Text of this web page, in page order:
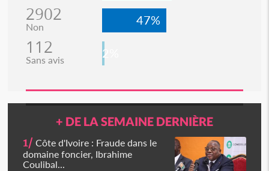
2902
Non 47%
112
Sans avis 2%
+ DE LA SEMAINE DERNIÈRE
1/ Côte d'Ivoire : Fraude dans le
domaine foncier, Ibrahime
Coulibal...